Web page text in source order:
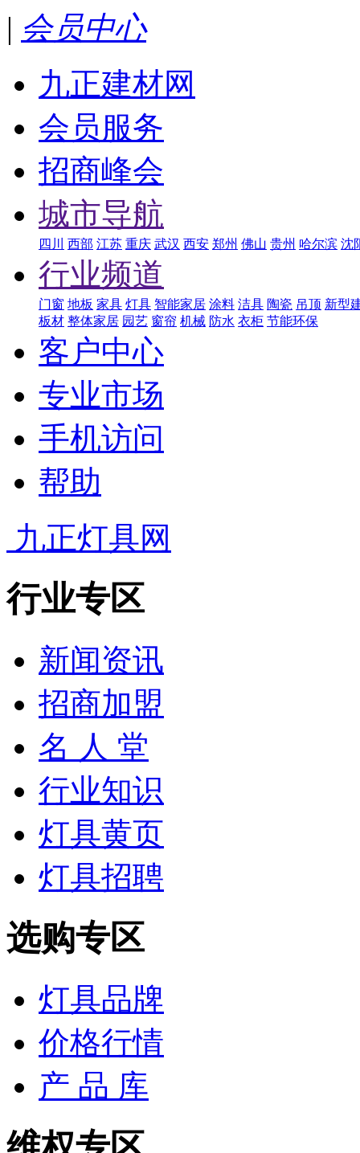
| 会员中心
九正建材网
会员服务
招商峰会
城市导航
四川 西部 江苏 重庆 武汉 西安 郑州 佛山 贵州 哈尔滨 沈
行业频道
门窗 地板 家具 灯具 智能家居 涂料 洁具 陶瓷 吊顶 新型
板材 整体家居 园艺 窗帘 机械 防水 衣柜 节能环保
客户中心
专业市场
手机访问
帮助
九正灯具网
行业专区
新闻资讯
招商加盟
名 人 堂
行业知识
灯具黄页
灯具招聘
选购专区
灯具品牌
价格行情
产 品 库